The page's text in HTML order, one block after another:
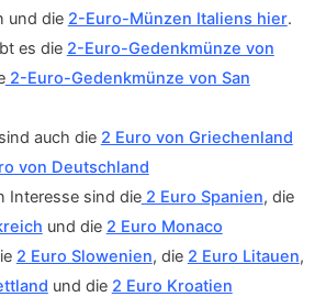
und die 2-Euro-Münzen Italiens hier.
es die 2-Euro-Gedenkmünze von
2-Euro-Gedenkmünze von San
auch die 2 Euro von Griechenland
von Deutschland
Interesse sind die2 Euro Spanien, die
und die 2 Euro Monaco
2 Euro Slowenien, die 2 Euro Litauen,
und die 2 Euro Kroatien